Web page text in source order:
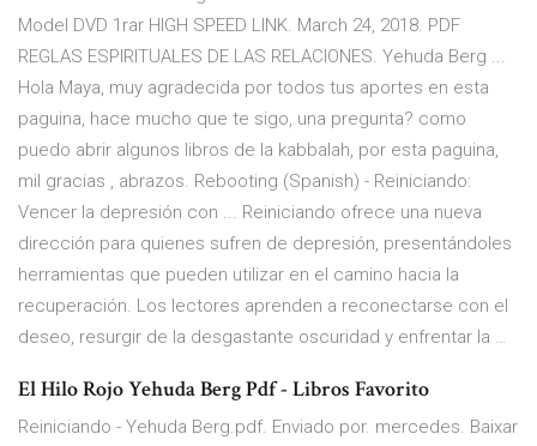
Model DVD 1rar HIGH SPEED LINK. March 24, 2018. PDF
REGLAS ESPIRITUALES DE LAS RELACIONES. Yehuda Berg ...
Hola Maya, muy agradecida por todos tus aportes en esta
paguina, hace mucho que te sigo, una pregunta? como
puedo abrir algunos libros de la kabbalah, por esta paguina,
mil gracias , abrazos. Rebooting (Spanish) - Reiniciando:
Vencer la depresión con ... Reiniciando ofrece una nueva
dirección para quienes sufren de depresión, presentándoles
herramientas que pueden utilizar en el camino hacia la
recuperación. Los lectores aprenden a reconectarse con el
deseo, resurgir de la desgastante oscuridad y enfrentar la …
El Hilo Rojo Yehuda Berg Pdf - Libros Favorito
Reiniciando - Yehuda Berg.pdf. Enviado por. mercedes. Baixar